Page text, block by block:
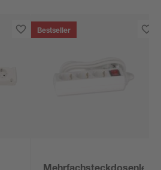
Bestseller